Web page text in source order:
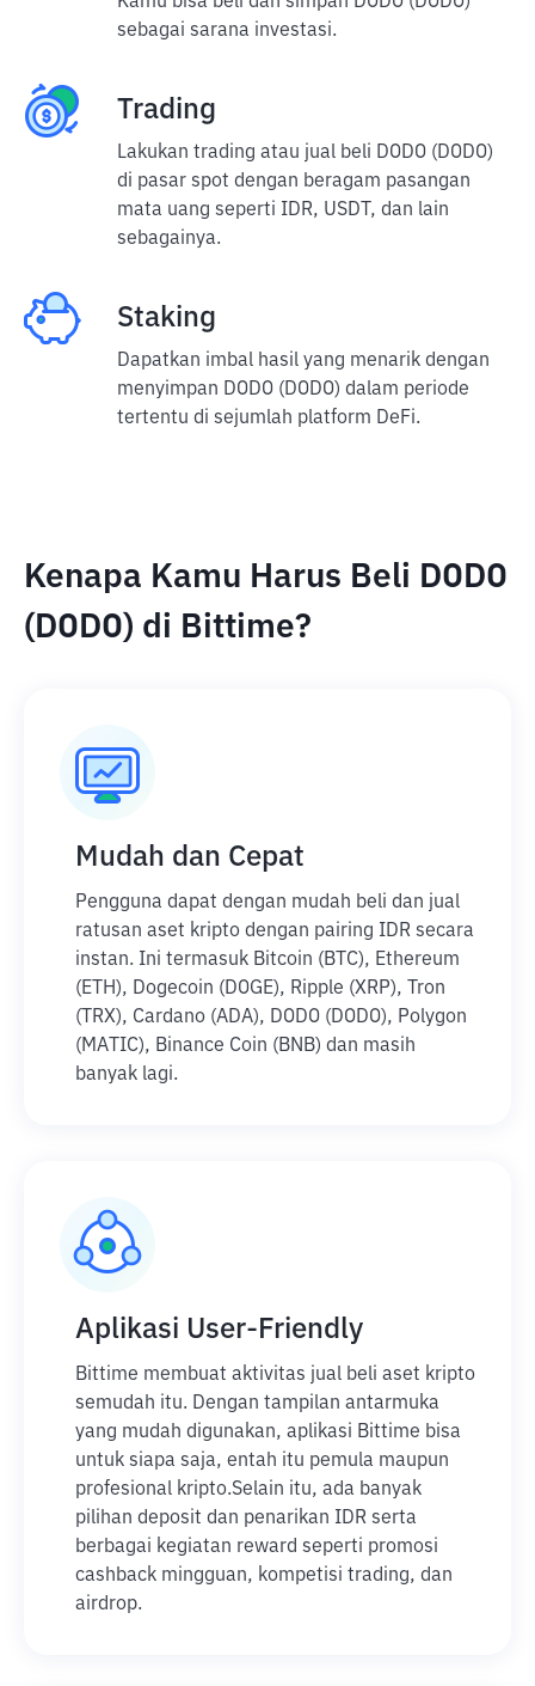
sebagai sarana investasi.
Trading
Lakukan trading atau jual beli DODO (DODO)
di pasar spot dengan beragam pasangan
mata uang seperti IDR, USDT, dan lain
sebagainya.
Staking
Dapatkan imbal hasil yang menarik dengan
menyimpan DODO (DODO) dalam periode
tertentu di sejumlah platform DeFi.
Kenapa Kamu Harus Beli DODO
(DODO) di Bittime?
Mudah dan Cepat
Pengguna dapat dengan mudah beli dan jual
ratusan aset kripto dengan pairing IDR secara
instan. Ini termasuk Bitcoin (BTC), Ethereum
(ETH), Dogecoin (DOGE), Ripple (XRP), Tron
(TRX), Cardano (ADA), DODO (DODO), Polygon
(MATIC), Binance Coin (BNB) dan masih
banyak lagi.
Aplikasi User-Friendly
Bittime membuat aktivitas jual beli aset kripto
semudah itu. Dengan tampilan antarmuka
yang mudah digunakan, aplikasi Bittime bisa
untuk siapa saja, entah itu pemula maupun
profesional kripto.Selain itu, ada banyak
pilihan deposit dan penarikan IDR serta
berbagai kegiatan reward seperti promosi
cashback mingguan, kompetisi trading, dan
airdrop.